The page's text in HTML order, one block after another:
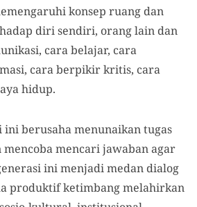
konsep ruang dan
diri sendiri, orang lain dan
cara belajar, cara
cara berpikir kritis, cara
hidup.
ini berusaha menunaikan tugas
mencari jawaban agar
ini menjadi medan dialog
produktif ketimbang melahirkan